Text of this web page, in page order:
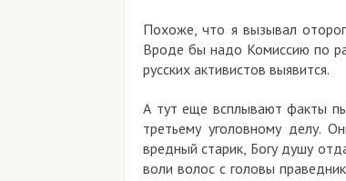
Похоже, что я вызывал
Вроде бы надо Комиссию по
русских активистов выявится.
А тут еще всплывают факты
третьему уголовному делу.
вредный старик, Богу душу
воли волос с головы